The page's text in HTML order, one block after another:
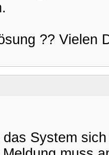
?? Vielen
System